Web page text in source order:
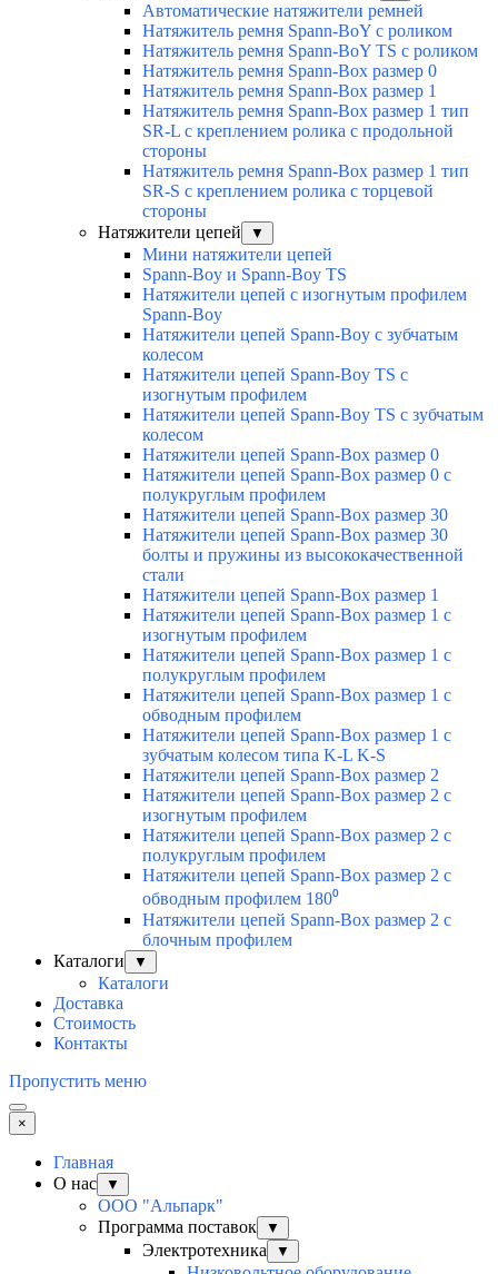
Автоматические натяжители ремней
Натяжитель ремня Spann-BoY с роликом
Натяжитель ремня Spann-BoY TS с роликом
Натяжитель ремня Spann-Box размер 0
Натяжитель ремня Spann-Box размер 1
Натяжитель ремня Spann-Box размер 1 тип
SR-L с креплением ролика с продольной
стороны
Натяжитель ремня Spann-Box размер 1 тип
SR-S с креплением ролика с торцевой
стороны
Натяжители цепей
▼
Мини натяжители цепей
Spann-Boy и Spann-Boy TS
Натяжители цепей с изогнутым профилем
Spann-Boy
Натяжители цепей Spann-Boy с зубчатым
колесом
Натяжители цепей Spann-Boy TS с
изогнутым профилем
Натяжители цепей Spann-Boy TS с зубчатым
колесом
Натяжители цепей Spann-Box размер 0
Натяжители цепей Spann-Box размер 0 с
полукруглым профилем
Натяжители цепей Spann-Box размер 30
Натяжители цепей Spann-Box размер 30
болты и пружины из высококачественной
стали
Натяжители цепей Spann-Box размер 1
Натяжители цепей Spann-Box размер 1 с
изогнутым профилем
Натяжители цепей Spann-Box размер 1 с
полукруглым профилем
Натяжители цепей Spann-Box размер 1 с
обводным профилем
Натяжители цепей Spann-Box размер 1 с
зубчатым колесом типа K-L K-S
Натяжители цепей Spann-Box размер 2
Натяжители цепей Spann-Box размер 2 с
изогнутым профилем
Натяжители цепей Spann-Box размер 2 с
полукруглым профилем
Натяжители цепей Spann-Box размер 2 с
обводным профилем 180⁰
Натяжители цепей Spann-Box размер 2 с
блочным профилем
Каталоги
▼
Каталоги
Доставка
Стоимость
Контакты
Пропустить меню
×
Главная
О нас
▼
ООО "Альпарк"
Программа поставок
▼
Электротехника ▼